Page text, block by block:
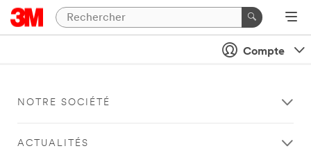
Compte
NOTRE SOCIÉTÉ
ACTUALITÉS